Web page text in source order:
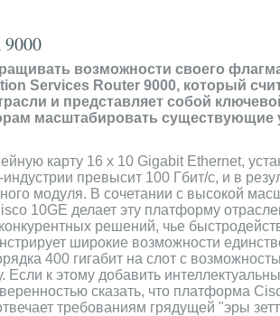
9000
возможности своего
Services Router 9000, который
и представляет собой
масштабировать
карту 16 x 10 Gigabit Ethernet,
превысит 100 Гбит/с, и в
модуля. В сочетании с высокой
10GE делает эту платформу
решений, чье
широкие возможности
400 гигабит на слот с
Если к этому добавить
сказать, что платформа
требованиям грядущей "эры